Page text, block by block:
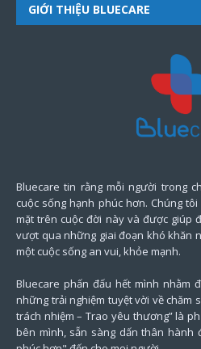
GIỚI THIỆU BLUECARE
Bluecare tin rằng mỗi người trong
cuộc sống hạnh phúc hơn. Chúng
mặt trên cuộc đời này và được giúp
vượt qua những giai đoạn khó khăn
một cuộc sống an vui, khỏe mạnh.
Bluecare phấn đấu hết mình nhằm
những trải nghiệm tuyệt vời về chăm
trách nhiệm – Trao yêu thương” là
bên mình, sẵn sàng dấn thân hành